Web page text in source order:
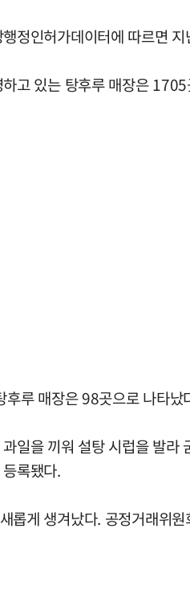
정인허가데이터에 따르면
고 있는 탕후루 매장은
후루 매장은 98곳으로 나타났
일을 끼워 설탕 시럽을 발
록됐다.
롭게 생겨났다. 공정거래위